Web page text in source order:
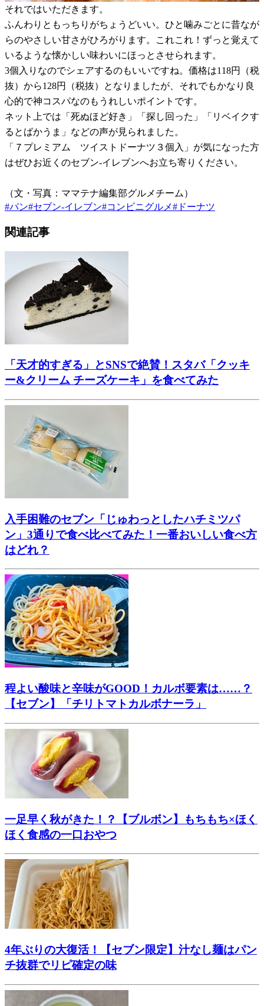
それではいただきます。
ふんわりともっちりがちょうどいい。ひと噛みごとに昔なが
らのやさしい甘さがひろがります。これこれ！ずっと覚えて
いるような懐かしい味わいにほっとさせられます。
3個入りなのでシェアするのもいいですね。価格は118円（税
抜）から128円（税抜）となりましたが、それでもかなり良
心的で神コスパなのもうれしいポイントです。
ネット上では「死ぬほど好き」「探し回った」「リベイクす
るとばかうま」などの声が見られました。
「７プレミアム ツイストドーナツ３個入」が気になった方
はぜひお近くのセブン-イレブンへお立ち寄りください。
（文・写真：ママテナ編集部グルメチーム）
#パン#セブン-イレブン#コンビニグルメ# ドーナツ
関連記事
「天才的すぎる」とSNSで絶賛！スタバ「クッキ
ー&クリーム チーズケーキ」を食べてみた
入手困難のセブン「じゅわっとしたハチミツパ
ン」3通りで食べ比べてみた！一番おいしい食べ方
はどれ？
程よい酸味と辛味がGOOD！カルボ要素は……？
【セブン】「チリトマトカルボナーラ」
一足早く秋がきた！？【ブルボン】もちもち×ほく
ほく食感の一口おやつ
4年ぶりの大復活！【セブン限定】汁なし麺はパン
チ抜群でリピ確定の味